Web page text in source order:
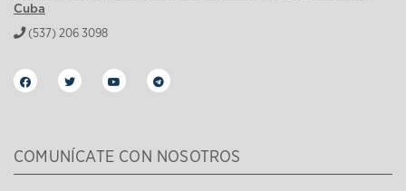
Cuba
(537) 206 3098
COMUNÍCATE CON NOSOTROS